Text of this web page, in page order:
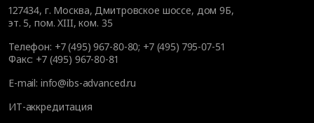
127434, г. Москва, Дмитровское шоссе, дом 9Б,
эт. 5, пом. XIII, ком. 35
Телефон: +7 (495) 967-80-80; +7 (495) 795-07-51
Факс: +7 (495) 967-80-81
E-mail: info@ibs-advanced.ru
ИТ-аккредитация